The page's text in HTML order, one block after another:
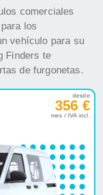
comerciales
los
vehículo para su
Finders te
de furgonetas.
desde
356 €
mes / IVA incl.